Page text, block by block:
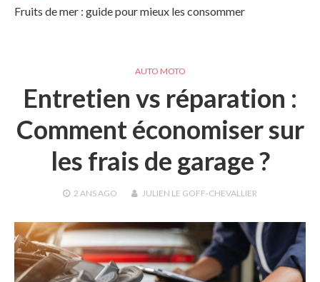
Fruits de mer : guide pour mieux les consommer
AUTO MOTO
Entretien vs réparation :
Comment économiser sur
les frais de garage ?
2 ANSAGO JULIEN LE GOFF-CHEVALLIER